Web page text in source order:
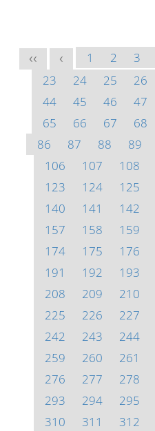
<< < 1 2 3
23
24 25 26
44
45 46 47
65
66 67 68
86
87 88 89
106
107 108
123
124 125
140
141 142
157
158 159
174
175 176
191
192 193
208
209 210
225
226 227
242
243 244
259
260 261
276
277 278
293
294 295
310
311 312